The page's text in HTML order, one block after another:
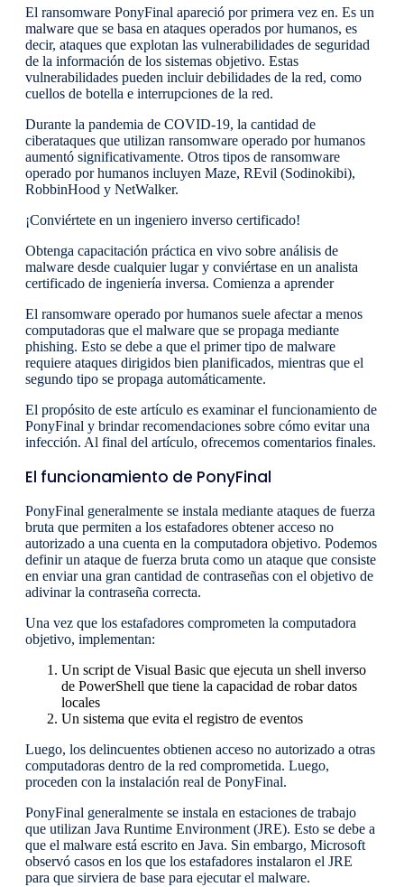
El ransomware PonyFinal apareció por primera vez en. Es un
malware que se basa en ataques operados por humanos, es
decir, ataques que explotan las vulnerabilidades de seguridad
de la información de los sistemas objetivo. Estas
vulnerabilidades pueden incluir debilidades de la red, como
cuellos de botella e interrupciones de la red.
Durante la pandemia de COVID-19, la cantidad de
ciberataques que utilizan ransomware operado por humanos
aumentó significativamente. Otros tipos de ransomware
operado por humanos incluyen Maze, REvil (Sodinokibi),
RobbinHood y NetWalker.
¡Conviértete en un ingeniero inverso certificado!
Obtenga capacitación práctica en vivo sobre análisis de
malware desde cualquier lugar y conviértase en un analista
certificado de ingeniería inversa. Comienza a aprender
El ransomware operado por humanos suele afectar a menos
computadoras que el malware que se propaga mediante
phishing. Esto se debe a que el primer tipo de malware
requiere ataques dirigidos bien planificados, mientras que el
segundo tipo se propaga automáticamente.
El propósito de este artículo es examinar el funcionamiento de
PonyFinal y brindar recomendaciones sobre cómo evitar una
infección. Al final del artículo, ofrecemos comentarios finales.
El funcionamiento de PonyFinal
PonyFinal generalmente se instala mediante ataques de fuerza
bruta que permiten a los estafadores obtener acceso no
autorizado a una cuenta en la computadora objetivo. Podemos
definir un ataque de fuerza bruta como un ataque que consiste
en enviar una gran cantidad de contraseñas con el objetivo de
adivinar la contraseña correcta.
Una vez que los estafadores comprometen la computadora
objetivo, implementan:
Un script de Visual Basic que ejecuta un shell inverso
de PowerShell que tiene la capacidad de robar datos
locales
Un sistema que evita el registro de eventos
Luego, los delincuentes obtienen acceso no autorizado a otras
computadoras dentro de la red comprometida. Luego,
proceden con la instalación real de PonyFinal.
PonyFinal generalmente se instala en estaciones de trabajo
que utilizan Java Runtime Environment (JRE). Esto se debe a
que el malware está escrito en Java. Sin embargo, Microsoft
observó casos en los que los estafadores instalaron el JRE
para que sirviera de base para ejecutar el malware.